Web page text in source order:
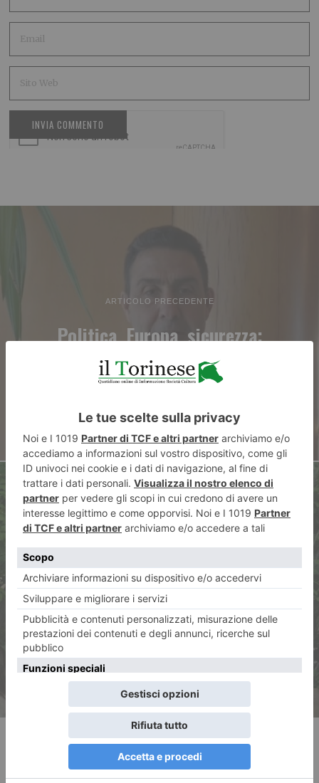
ARTICOLO PRECEDENTE
Politica, Europa, sicurezza:
intervista a Vannacci
Alcide Pierantozzi e il dolore
senza finzione: “La malattia va
dove vuole lei”
RECENTI: